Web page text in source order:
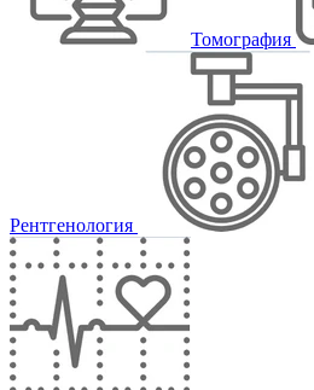
Томография
Рентгенология